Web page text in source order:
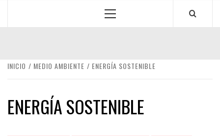
Menú
INICIO MEDIO AMBIENTE ENERGÍA SOSTENIBLE
ENERGÍA SOSTENIBLE